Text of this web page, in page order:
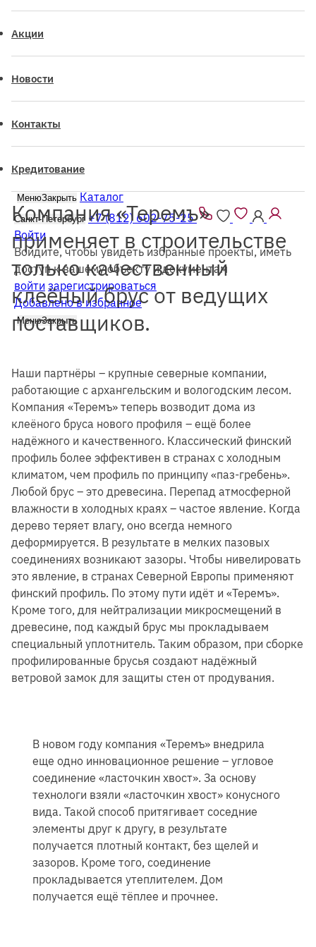
Акции
Новости
Контакты
Кредитование
МенюЗакрыть Каталог
Санкт-Петербург +7 (812) 602-75-25
Войти
Войдите, чтобы увидеть избранные проекты, иметь
доступ к вашему объекту и документам
войти зарегистрироваться
Добавлено в избранное
МенюЗакрыть
Компания «Теремъ»
применяет в строительстве
только качественный
клеёный брус от ведущих
поставщиков.
Наши партнёры – крупные северные компании,
работающие с архангельским и вологодским лесом.
Компания «Теремъ» теперь возводит дома из
клеёного бруса нового профиля – ещё более
надёжного и качественного. Классический финский
профиль более эффективен в странах с холодным
климатом, чем профиль по принципу «паз-гребень».
Любой брус – это древесина. Перепад атмосферной
влажности в холодных краях – частое явление. Когда
дерево теряет влагу, оно всегда немного
деформируется. В результате в мелких пазовых
соединениях возникают зазоры. Чтобы нивелировать
это явление, в странах Северной Европы применяют
финский профиль. По этому пути идёт и «Теремъ».
Кроме того, для нейтрализации микросмещений в
древесине, под каждый брус мы прокладываем
специальный уплотнитель. Таким образом, при сборке
профилированные брусья создают надёжный
ветровой замок для защиты стен от продувания.
В новом году компания «Теремъ» внедрила
еще одно инновационное решение – угловое
соединение «ласточкин хвост». За основу
технологи взяли «ласточкин хвост» конусного
вида. Такой способ притягивает соседние
элементы друг к другу, в результате
получается плотный контакт, без щелей и
зазоров. Кроме того, соединение
прокладывается утеплителем. Дом
получается ещё тёплее и прочнее.